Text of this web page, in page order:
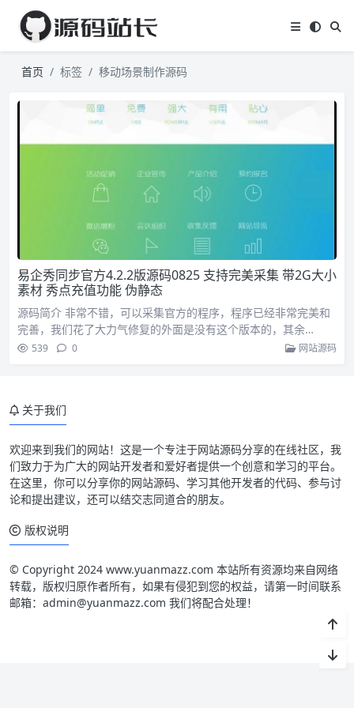
首页 标签 移动场景制作源码
易企秀同步官方4.2.2版源码0825 支持完美采集 带2G大小
素材 秀点充值功能 伪静态
源码简介 非常不错，可以采集官方的程序，程序已经非常完美和
完善，我们花了大力气修复的外面是没有这个版本的，其余…
539 0 网站源码
关于我们
欢迎来到我们的网站！这是一个专注于网站源码分享的在线社区，我
们致力于为广大的网站开发者和爱好者提供一个创意和学习的平台。
在这里，你可以分享你的网站源码、学习其他开发者的代码、参与讨
论和提出建议，还可以结交志同道合的朋友。
版权说明
© Copyright 2024 www.yuanmazz.com 本站所有资源均来自网络
转载，版权归原作者所有，如果有侵犯到您的权益，请第一时间联系
邮箱：admin@yuanmazz.com 我们将配合处理！